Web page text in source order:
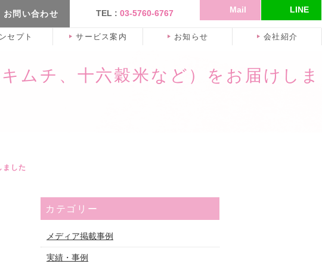
お問い合わせ TEL : 03-5760-6767 Mail LINE
セプト サービス案内 お知らせ 会社紹介
ムチ、十六穀米など）をお届けしま
した
カテゴリー
メディア掲載事例
実績・事例